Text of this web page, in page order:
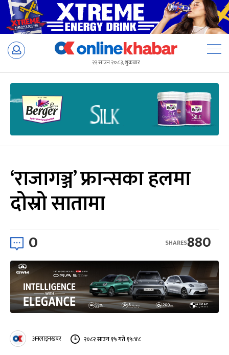
Skip
२२ साउन २०८३, शुक्रबार
‘राजागञ्ज’ फ्रान्सका हलमा
दोस्रो सातामा
0 880
SHARES
अनलाइनखबर २०८२ साउन १५ गते १५:४८